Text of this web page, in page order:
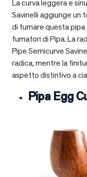
La curva leggera e
Savinelli aggiunge un
di fumare questa pipa
fumatori di Pipa. La
Pipe Semicurve
radica, mentre la
aspetto distintivo a
Pipa Egg